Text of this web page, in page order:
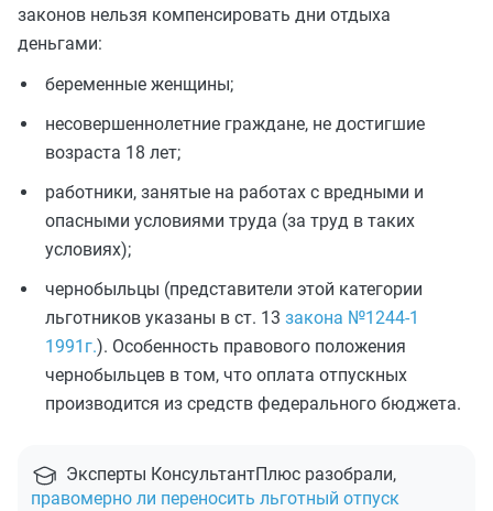
законов нельзя компенсировать дни отдыха
деньгами:
беременные женщины;
несовершеннолетние граждане, не достигшие
возраста 18 лет;
работники, занятые на работах с вредными и
опасными условиями труда (за труд в таких
условиях);
чернобыльцы (представители этой категории
льготников указаны в ст. 13 закона №1244-1
1991г.). Особенность правового положения
чернобыльцев в том, что оплата отпускных
производится из средств федерального бюджета.
Эксперты КонсультантПлюс разобрали,
правомерно ли переносить льготный отпуск